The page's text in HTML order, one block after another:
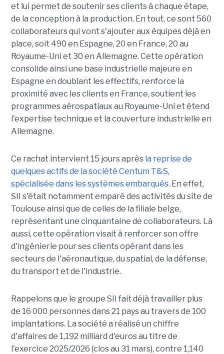
et lui permet de soutenir ses clients à chaque étape,
de la conception à la production. En tout, ce sont 560
collaborateurs qui vont s'ajouter aux équipes déjà en
place, soit 490 en Espagne, 20 en France, 20 au
Royaume-Uni et 30 en Allemagne. Cette opération
consolide ainsi une base industrielle majeure en
Espagne en doublant les effectifs, renforce la
proximité avec les clients en France, soutient les
programmes aérospatiaux au Royaume-Uni et étend
l'expertise technique et la couverture industrielle en
Allemagne.
Ce rachat intervient 15 jours après la reprise de
quelques actifs de la société Centum T&S,
spécialisée dans les systèmes embarqués. En effet,
SII s'était notamment emparé des activités du site de
Toulouse ainsi que de celles de la filiale belge,
représentant une cinquantaine de collaborateurs. Là
aussi, cette opération visait à renforcer son offre
d'ingénierie pour ses clients opérant dans les
secteurs de l'aéronautique, du spatial, de la défense,
du transport et de l'industrie.
Rappelons que le groupe SII fait déjà travailler plus
de 16 000 personnes dans 21 pays au travers de 100
implantations. La société a réalisé un chiffre
d'affaires de 1,192 milliard d'euros au titre de
l'exercice 2025/2026 (clos au 31 mars), contre 1,140